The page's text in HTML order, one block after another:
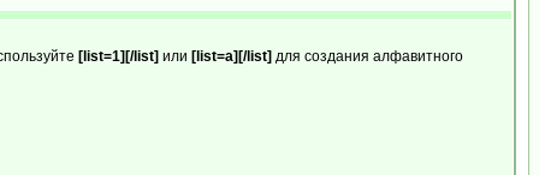
[list=1][/list] или [list=a][/list] для создания алфавитного